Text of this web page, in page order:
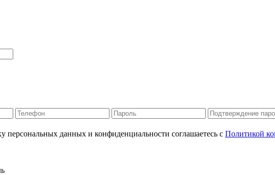
персональных данных и конфиденциальности соглашаетесь с Политикой